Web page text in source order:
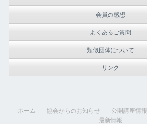
会員の感想
よくあるご質問
類似団体について
リンク
ホーム 協会からのお知らせ 公開講座情報
最新情報